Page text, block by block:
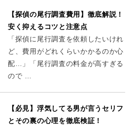
【探偵の尾行調査費用】徹底解説！
安く抑えるコツと注意点
「探偵に尾行調査を依頼したいけれ
ど、費用がどれくらいかかるのか心
配…」「尾行調査の料金が高すぎる
ので …
【必見】浮気してる男が言うセリフ
とその裏の心理を徹底検証！